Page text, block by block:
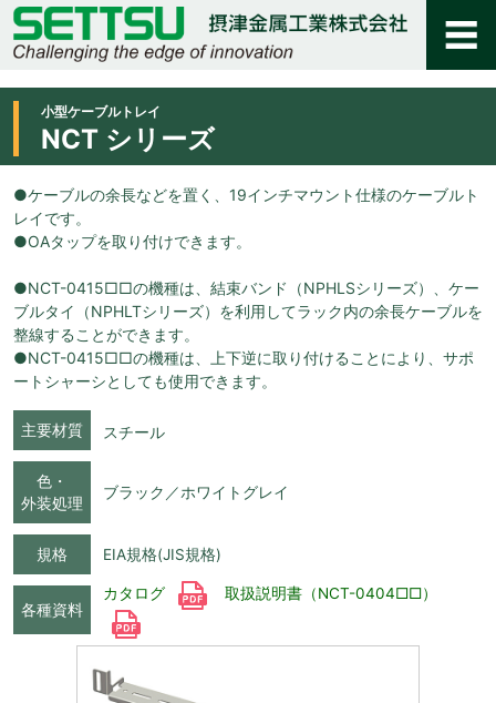
小型ケーブルトレイ
NCT シリーズ
●ケーブルの余長などを置く、19インチマウント仕様のケーブルト
レイです。
●OAタップを取り付けできます。
●NCT-0415□□の機種は、結束バンド（NPHLSシリーズ）、ケー
ブルタイ（NPHLTシリーズ）を利用してラック内の余長ケーブルを
整線することができます。
●NCT-0415□□の機種は、上下逆に取り付けることにより、サポ
ートシャーシとしても使用できます。
主要材質 スチール
色・
外装処理
ブラック／ホワイトグレイ
規格 EIA規格(JIS規格)
各種資料
カタログ 取扱説明書（NCT-0404□□）